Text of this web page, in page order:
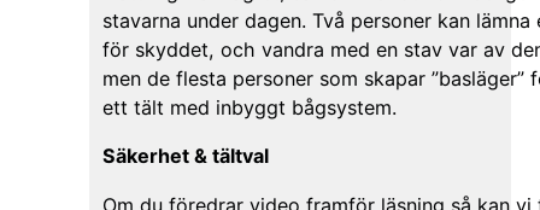
stavarna under dagen. Två personer kan
för skyddet, och vandra med en stav var av
men de flesta personer som skapar
ett tält med inbyggt bågsystem.
Säkerhet & tältval
Om du föredrar video framför läsning så kan